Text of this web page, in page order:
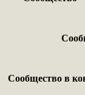
Сообщество в